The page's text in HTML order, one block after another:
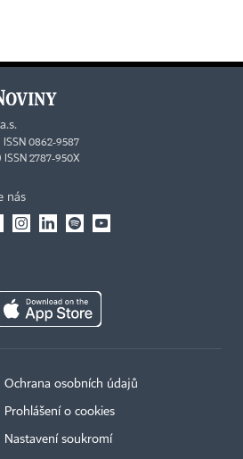
0862-9587
2787-950X
nás
Ochrana osobních údajů
Prohlášení o cookies
Nastavení soukromí